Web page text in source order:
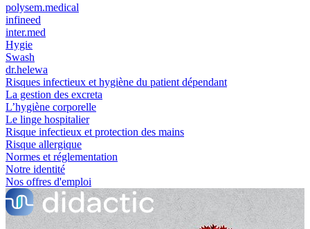
polysem.medical
infineed
inter.med
Hygie
Swash
dr.helewa
Risques infectieux et hygiène du patient dépendant
La gestion des excreta
L’hygiène corporelle
Le linge hospitalier
Risque infectieux et protection des mains
Risque allergique
Normes et réglementation
Notre identité
Nos offres d'emploi